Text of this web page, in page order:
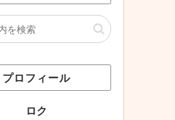
プロフィール
ロク